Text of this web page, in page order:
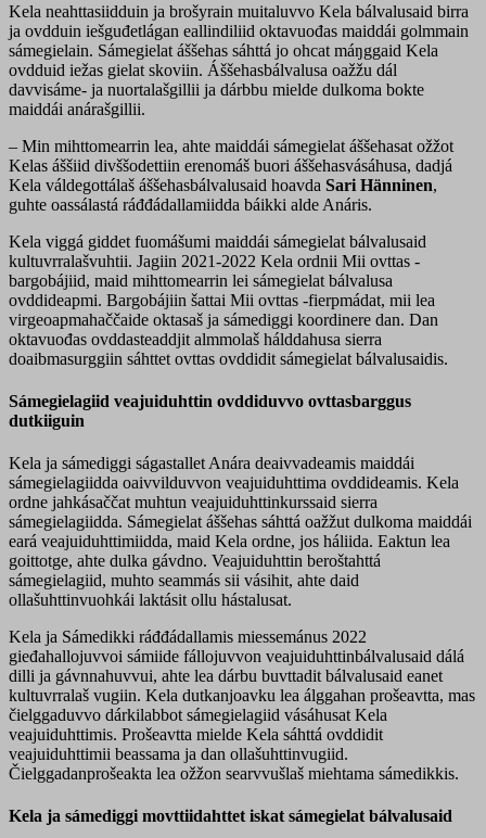
Kela neahttasiidduin ja brošyrain muitaluvvo Kela bálvalusaid birra
ja ovdduin iešguđetlágan eallindiliid oktavuođas maiddái golmmain
sámegielain. Sámegielat áššehas sáhttá jo ohcat máŋggaid Kela
ovdduid iežas gielat skoviin. Áššehasbálvalusa oažžu dál
davvisáme- ja nuortalašgillii ja dárbbu mielde dulkoma bokte
maiddái anárašgillii.
– Min mihttomearrin lea, ahte maiddái sámegielat áššehasat ožžot
Kelas áššiid divššodettiin erenomáš buori áššehasvásáhusa, dadjá
Kela váldegottálaš áššehasbálvalusaid hoavda Sari Hänninen,
guhte oassálastá ráđđádallamiidda báikki alde Anáris.
Kela viggá giddet fuomášumi maiddái sámegielat bálvalusaid
kultuvrralašvuhtii. Jagiin 2021-2022 Kela ordnii Mii ovttas -
bargobájiid, maid mihttomearrin lei sámegielat bálvalusa
ovddideapmi. Bargobájiin šattai Mii ovttas -fierpmádat, mii lea
virgeoapmahaččaide oktasaš ja sámediggi koordinere dan. Dan
oktavuođas ovddasteaddjit almmolaš hálddahusa sierra
doaibmasurggiin sáhttet ovttas ovddidit sámegielat bálvalusaidis.
Sámegielagiid veajuiduhttin ovddiduvvo ovttasbarggus
dutkiiguin
Kela ja sámediggi ságastallet Anára deaivvadeamis maiddái
sámegielagiidda oaivvilduvvon veajuiduhttima ovddideamis. Kela
ordne jahkásaččat muhtun veajuiduhttinkurssaid sierra
sámegielagiidda. Sámegielat áššehas sáhttá oažžut dulkoma maiddái
eará veajuiduhttimiidda, maid Kela ordne, jos háliida. Eaktun lea
goittotge, ahte dulka gávdno. Veajuiduhttin beroštahttá
sámegielagiid, muhto seammás sii vásihit, ahte daid
ollašuhttinvuohkái laktásit ollu hástalusat.
Kela ja Sámedikki ráđđádallamis miessemánus 2022
gieđahallojuvvoi sámiide fállojuvvon veajuiduhttinbálvalusaid dálá
dilli ja gávnnahuvvui, ahte lea dárbu buvttadit bálvalusaid eanet
kultuvrralaš vugiin. Kela dutkanjoavku lea álggahan prošeavtta, mas
čielggaduvvo dárkilabbot sámegielagiid vásáhusat Kela
veajuiduhttimis. Prošeavtta mielde Kela sáhttá ovddidit
veajuiduhttimii beassama ja dan ollašuhttinvugiid.
Čielggadanprošeakta lea ožžon searvvušlaš miehtama sámedikkis.
Kela ja sámediggi movttiidahttet iskat sámegielat bálvalusaid